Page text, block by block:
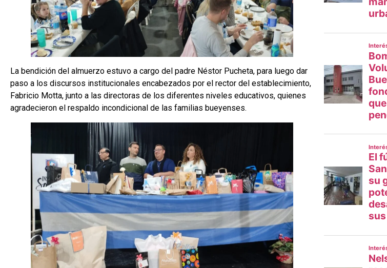
La bendición del almuerzo estuvo a cargo del padre Néstor Pucheta, para luego dar
paso a los discursos institucionales encabezados por el rector del establecimiento,
Fabricio Motta, junto a las directoras de los diferentes niveles educativos, quienes
agradecieron el respaldo incondicional de las familias bueyenses.